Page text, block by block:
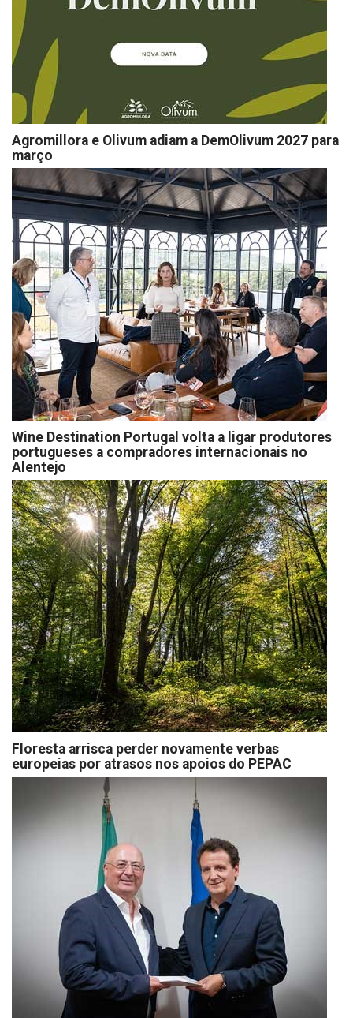
Agromillora e Olivum adiam a DemOlivum 2027 para
março
Wine Destination Portugal volta a ligar produtores
portugueses a compradores internacionais no
Alentejo
Floresta arrisca perder novamente verbas
europeias por atrasos nos apoios do PEPAC